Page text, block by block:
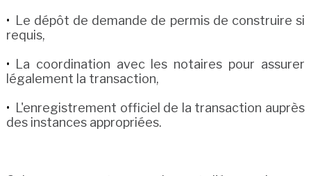
Le dépôt de demande de permis de construire si
requis,
La coordination avec les notaires pour assurer
légalement la transaction,
L'enregistrement officiel de la transaction auprès
des instances appropriées.